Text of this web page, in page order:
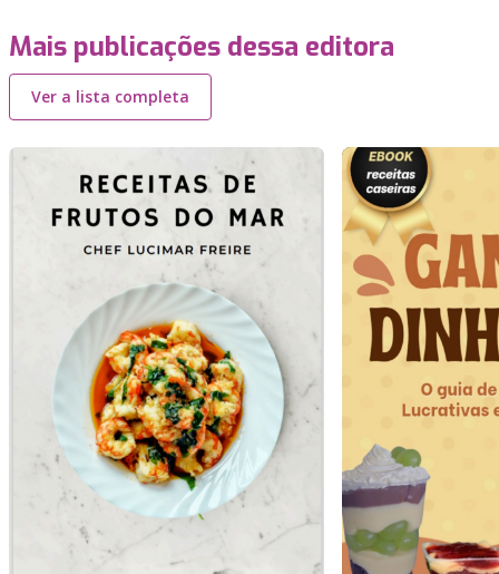
Mais publicações dessa editora
Ver a lista completa